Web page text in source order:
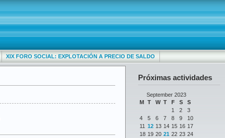
XIX FORO SOCIAL: EXPLOTACIÓN A PRECIO DE SALDO
Próximas actividades
September 2023
M T W T F S
S
1
2
3
4
5 6 7 8 9
10
11 12 13 14 15 16 17
18 19 20 21 22 23 24